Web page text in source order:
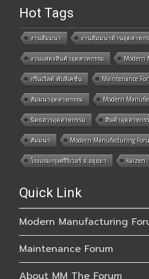
Hot Tags
งานสัมมนา งานสัมมนาด้านอุตสาหก
งานแสดงสินค้าอุตสาหกรรม Modern
กรีนเวิลด์ พับลิเคชั่น Maintenance
สัมมนาอุตสาหกรรม Modern
นิตยสารอุตสาหกรรม สินค้าอุตสาหกร
สัมมนา Modern Manufacturing
โรงแรมกรุงศรีริเวอร์ จ.อยุธยา Kaizen
Quick Link
Modern Manufacturing
Maintenance Forum